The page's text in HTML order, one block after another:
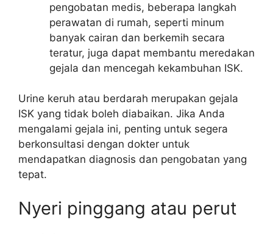
pengobatan medis, beberapa langkah
perawatan di rumah, seperti minum
banyak cairan dan berkemih secara
teratur, juga dapat membantu meredakan
gejala dan mencegah kekambuhan ISK.
Urine keruh atau berdarah merupakan gejala
ISK yang tidak boleh diabaikan. Jika Anda
mengalami gejala ini, penting untuk segera
berkonsultasi dengan dokter untuk
mendapatkan diagnosis dan pengobatan yang
tepat.
Nyeri pinggang atau perut